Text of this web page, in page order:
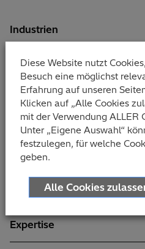
Industrien
Einzelhandel
Produktion und Fertigung
Professional Services
Baugewerbe
Finanzdienstleistungen
Immobilien-Wohnungs-
Expertise
Diese Website nutzt
Besuch eine möglichst
Erfahrung auf unseren
Klicken auf „Alle Cookies
mit der Verwendung ALLER
Unter „Eigene Auswahl“
festzulegen, für welche
geben.
Alle Cookies